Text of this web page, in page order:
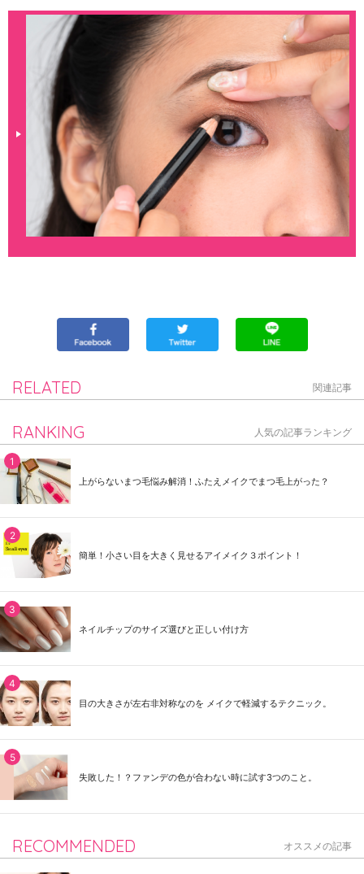
RELATED 関連記事
RANKING 人気の記事ランキング
上がらないまつ毛悩み解消！ふたえメイクでまつ毛上がった？
簡単！小さい目を大きく見せるアイメイク３ポイント！
ネイルチップのサイズ選びと正しい付け方
目の大きさが左右非対称なのを メイクで軽減するテクニック。
失敗した！？ファンデの色が合わない時に試す3つのこと。
RECOMMENDED オススメの記事